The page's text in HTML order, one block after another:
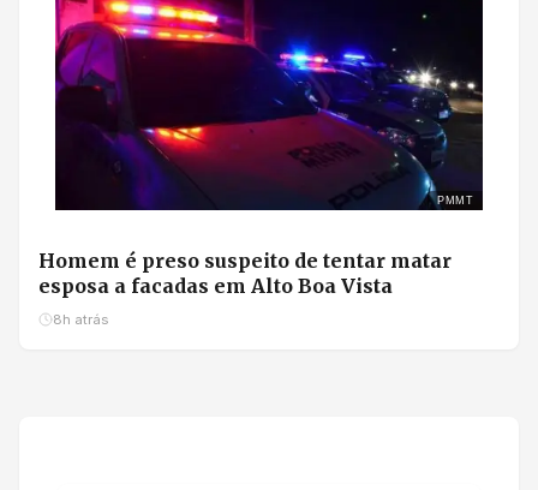
PMMT
Homem é preso suspeito de tentar matar
esposa a facadas em Alto Boa Vista
8h atrás